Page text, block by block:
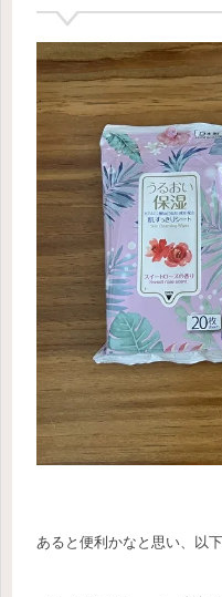
あると便利かなと思い、以